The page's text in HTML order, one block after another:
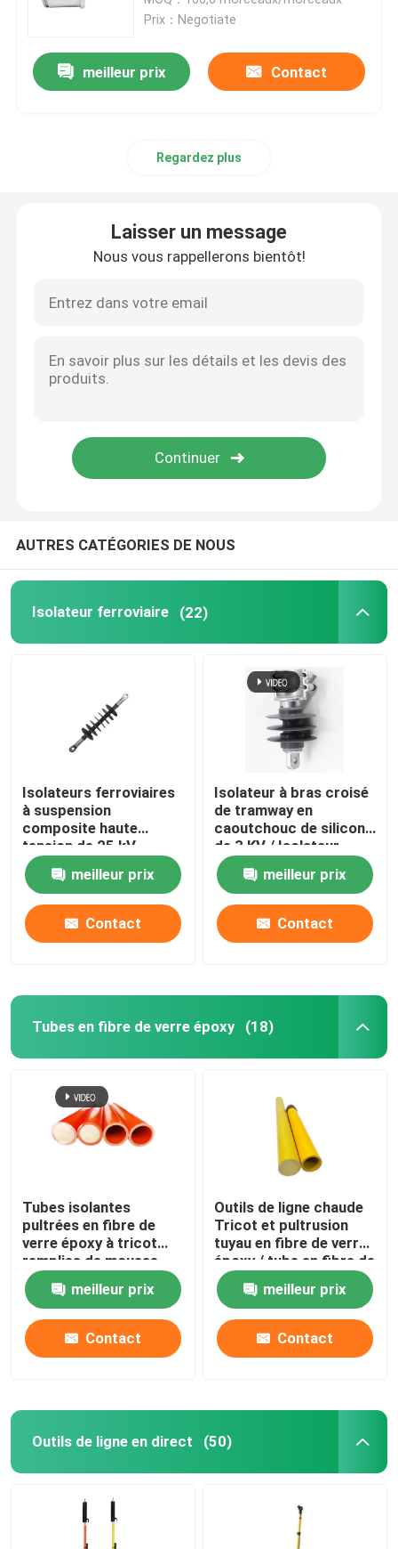
Produits à base de GRP en caténaire
D'une épaisseur n'excédant pas 1 mm
fusible coupé
Échafaudages isolés
Profil de pultrusion en fibre de verre
Prix：Negotiate
meilleur prix Contact
Regardez plus
Laisser un message
Nous vous rappellerons bientôt!
AUTRES CATÉGORIES DE NOUS
Isolateur ferroviaire (22)
Isolateurs ferroviaires
à suspension
composite haute
tension de 25 kV
meilleur prix
Contact
Isolateur à bras croisé
de tramway en
caoutchouc de silicone
de 3 KV / Isolateur
ferroviaire
meilleur prix
Contact
Tubes en fibre de verre époxy (18)
Tubes isolantes
pultrées en fibre de
verre époxy à tricot
remplies de mousse
pour outils à chaud
meilleur prix
Contact
Outils de ligne chaude
Tricot et pultrusion
tuyau en fibre de verre
époxy / tube en fibre de
verre époxy
meilleur prix
Contact
Outils de ligne en direct (50)